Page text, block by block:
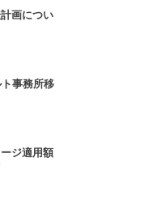
画につい
事務所移
ジ適用額